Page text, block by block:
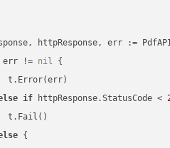
err != nil {
t.Error(err)
if httpResponse.StatusCode <
t.Fail()
{